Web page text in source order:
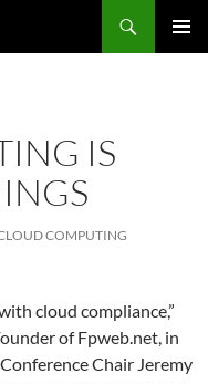
IS
COMPUTING
cloud compliance,”
of Fpweb.net, in
Chair Jeremy